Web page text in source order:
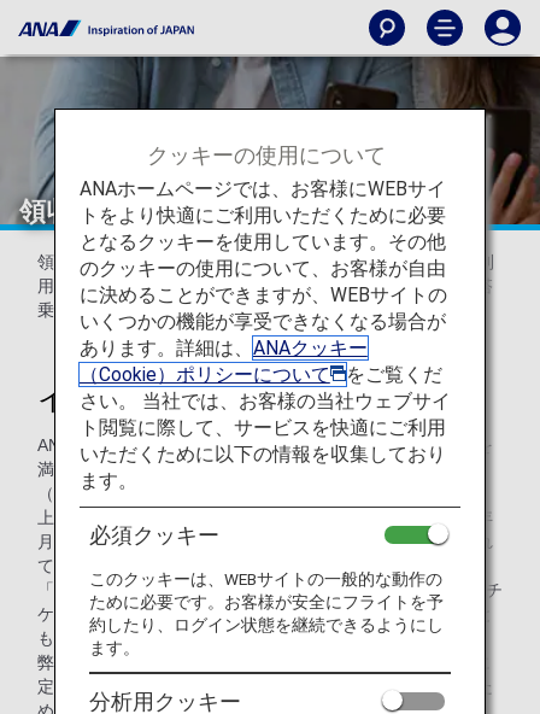
領収書について（日本国内線）
領収書の発行方法および、「領収書Web表示サービス」の利
用方法に関するご案内です。以下ご案内は2026年5月19日搭
乗分以降に適用されます。
インボイス制度について
ANAアプリ・ANAウェブサイトではインボイス制度の要件を
満たした領収書の表示が可能です。
（ANA適格請求書発行事業者登録番号：T1010401099027）
上記領収書をお求めの方は、「課税資産の譲渡等を行った年
月日（実搭乗日）」も必要となりますので、旅程が記載され
ている「航空券明細」もあわせて保管ください。
「航空券明細」に旅程の記載が無い場合、「搭乗券」、「eチ
ケットお客様控え」を実搭乗日が記載された書面とすること
も可能です。
弊社の航空運送事業は、消費税法施行令第70条の11第4号に
定める適格簡易請求書の交付が認められる事業に該当するた
クッキーの使用について
ANAホームページでは、お客様にWEBサイ
トをより快適にご利用いただくために必要
となるクッキーを使用しています。その他
のクッキーの使用について、お客様が自由
に決めることができますが、WEBサイトの
いくつかの機能が享受できなくなる場合が
あります。詳細は、 ANAクッキー
（Cookie）ポリシーについて
をご覧くだ
さい。 当社では、お客様の当社ウェブサイ
ト閲覧に際して、サービスを快適にご利用
いただくために以下の情報を収集しており
ます。
必須クッキー
このクッキーは、WEBサイトの一般的な動作の
ために必要です。お客様が安全にフライトを予
約したり、ログイン状態を継続できるようにし
ます。
分析用クッキー